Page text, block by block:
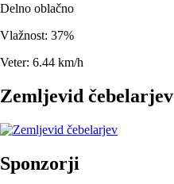
Delno oblačno
Vlažnost: 37%
Veter: 6.44 km/h
Zemljevid čebelarjev
Sponzorji